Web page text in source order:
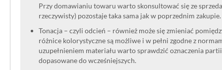
Salon: W nowoczesnych
wykorzystane jako dekor na
przestrzeń, która zachwyci
Przy domawianiu towaru warto skonsultować się ze
rzeczywisty) pozostaje taka sama jak w poprzednim zakupie.
Tonacja – czyli odcień – również może się zmieniać
różnice kolorystyczne są możliwe i w pełni zgodne z
uzupełnieniem materiału warto sprawdzić oznaczenia
dopasowane do wcześniejszych.